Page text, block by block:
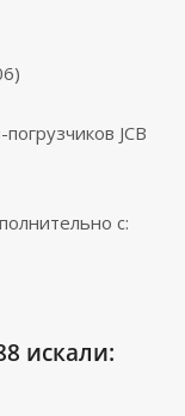
JCB
с:
искали: